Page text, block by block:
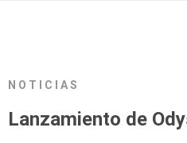
NOTICIAS
Lanzamiento de